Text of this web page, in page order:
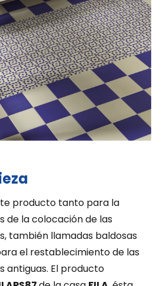
producto tanto para la
de la colocación de las
también llamadas baldosas
el restablecimiento de las
antiguas. El producto